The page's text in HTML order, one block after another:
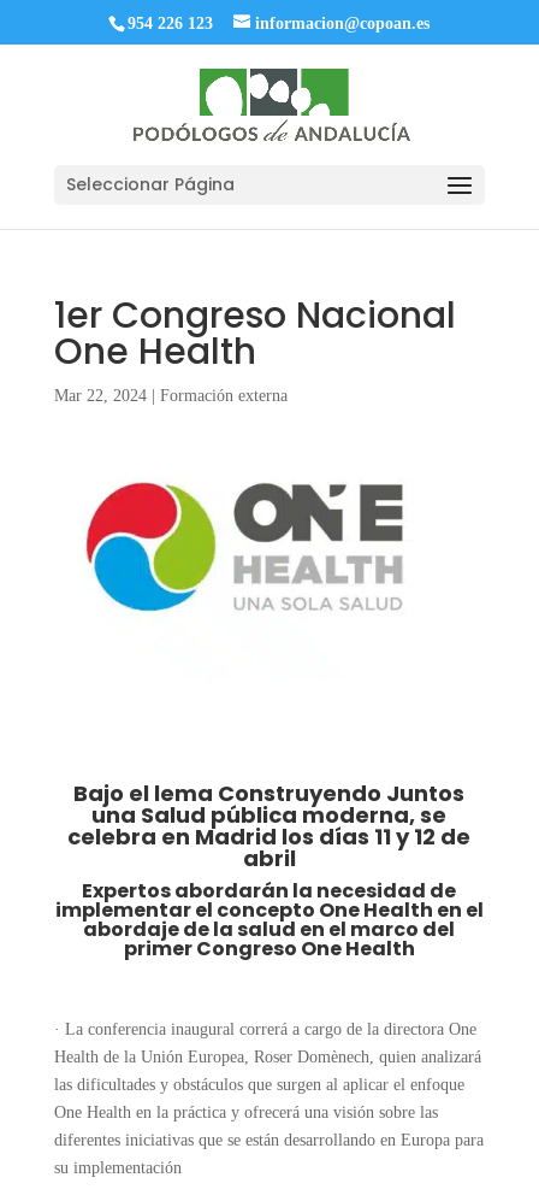
954 226 123 informacion@copoan.es
Seleccionar Página
1er Congreso Nacional
One Health
Mar 22, 2024| Formación externa
Bajo el lema Construyendo Juntos
una Salud pública moderna, se
celebra en Madrid los días 11 y 12 de
abril
Expertos abordarán la necesidad de
implementar el concepto One Health en el
abordaje de la salud en el marco del
primer Congreso One Health
· La conferencia inaugural correrá a cargo de la directora One
Health de la Unión Europea, Roser Domènech, quien analizará
las dificultades y obstáculos que surgen al aplicar el enfoque
One Health en la práctica y ofrecerá una visión sobre las
diferentes iniciativas que se están desarrollando en Europa para
su implementación